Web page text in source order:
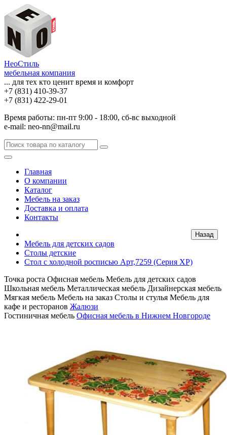
НеоСтиль
мебельная компания
... для тех кто ценит время и комфорт
+7 (831) 410-39-37
+7 (831) 422-29-01
Время работы: пн-пт 9:00 - 18:00, сб-вс выходной
e-mail: neo-nn@mail.ru
Главная
О компании
Каталог
Мебель на заказ
Доставка и оплата
Контакты
Мебель для детских садов
Столы детские
Стол с холодной росписью Арт,7259 (Серия ХР)
Точка роста Офисная мебель Мебель для детских садов
Школьная мебель Металлическая мебель Дизайнерская мебель
Мягкая мебель Мебель на заказ Столы и стулья Мебель для
кафе и ресторанов Жалюзи
Гостиничная мебель Офисная мебель в Нижнем Новгороде